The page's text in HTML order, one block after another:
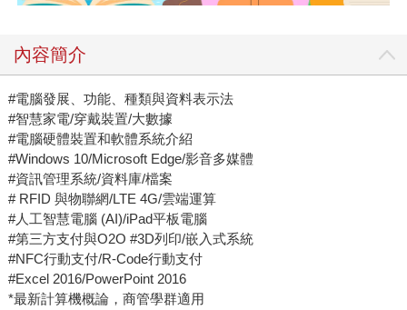
內容簡介
#電腦發展、功能、種類與資料表示法
#智慧家電/穿戴裝置/大數據
#電腦硬體裝置和軟體系統介紹
#Windows 10/Microsoft Edge/影音多媒體
#資訊管理系統/資料庫/檔案
# RFID 與物聯網/LTE 4G/雲端運算
#人工智慧電腦 (AI)/iPad平板電腦
#第三方支付與O2O #3D列印/嵌入式系統
#NFC行動支付/R-Code行動支付
#Excel 2016/PowerPoint 2016
*最新計算機概論，商管學群適用